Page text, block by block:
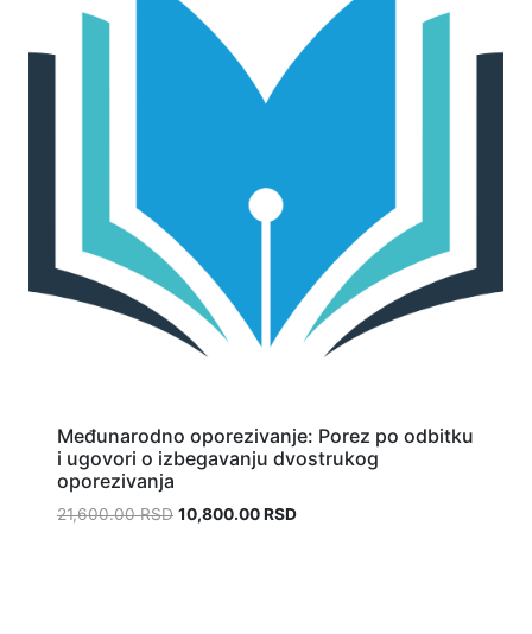
Međunarodno oporezivanje: Porez po odbitku
i ugovori o izbegavanju dvostrukog
oporezivanja
21,600.00RSD 10,800.00RSD